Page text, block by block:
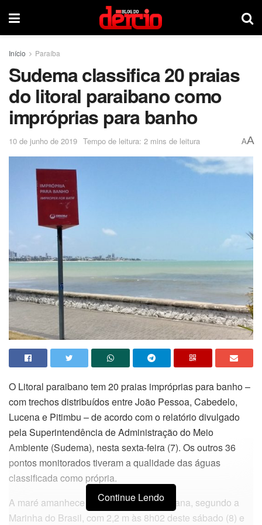
Início Paraíba
Sudema classifica 20 praias
do litoral paraibano como
impróprias para banho
10 de junho de 2019 Tempo de leitura: 2 mins de leitura AA
O Litoral paraibano tem 20 praias impróprias para banho –
com trechos distribuídos entre João Pessoa, Cabedelo,
Lucena e Pitimbu – de acordo com o relatório divulgado
pela Superintendência de Administração do Meio
Ambiente (Sudema), nesta sexta-feira (7). Os outros 36
pontos monitorados tiveram a qualidade das águas
classificada como própria.
A maré amanhece alta neste fim de semana, segundo a
Marinha do Brasil, com 2,2 m às 8h02 deste sábado (8) e
Continue Lendo